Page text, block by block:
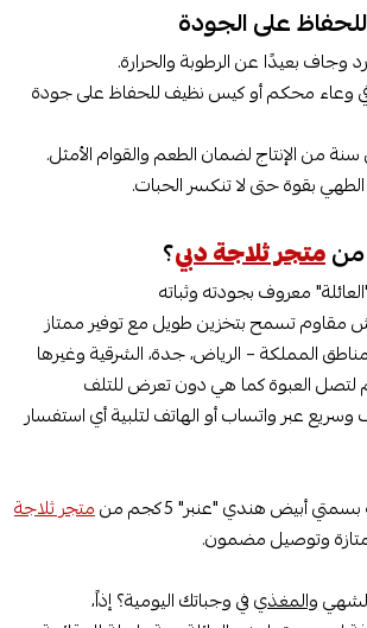
على الجودة
وجاف بعيدًا عن الرطوبة والحرارة.
في وعاء محكم أو كيس نظيف للحفاظ على جودة
من الإنتاج لضمان الطعم والقوام الأمثل.
الطهي بقوة حتى لا تنكسر الحبات.
منمتجر ثلاجة دبي؟
معروف بجودته وثباته
المملكة – الرياض، جدة، الشرقية وغيرها
العبوة كما هي دون تعرض للتلف
عبر واتساب أو الهاتف لتلبية أي استفسار
أبيض هندي "عنبر" 5 كجم من
متجر ثلاجة
وتوصيل مضمون.
والمغذيفي وجباتك اليومية؟ إذاً،